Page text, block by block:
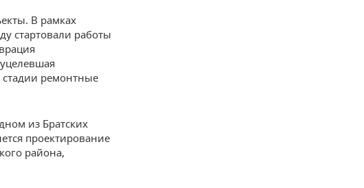
В рамках
стартовали работы
ремонтные
из Братских
проектирование
района,